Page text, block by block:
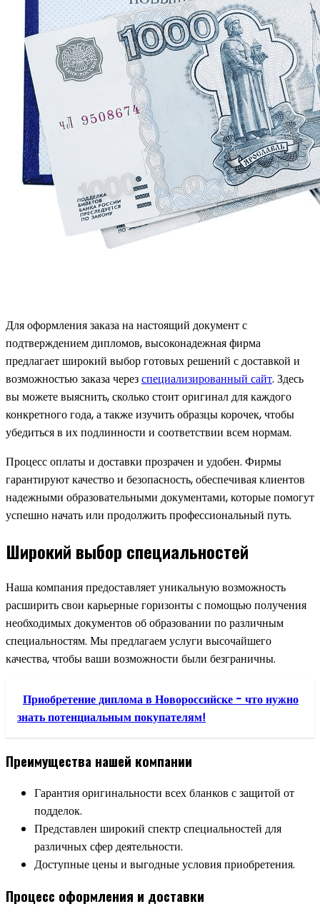
Для оформления заказа на настоящий документ с
подтверждением дипломов, высоконадежная фирма
предлагает широкий выбор готовых решений с доставкой и
возможностью заказа черезспециализированный сайт. Здесь
вы можете выяснить, сколько стоит оригинал для каждого
конкретного года, а также изучить образцы корочек, чтобы
убедиться в их подлинности и соответствии всем нормам.
Процесс оплаты и доставки прозрачен и удобен. Фирмы
гарантируют качество и безопасность, обеспечивая клиентов
надежными образовательными документами, которые помогут
успешно начать или продолжить профессиональный путь.
Широкий выбор специальностей
Наша компания предоставляет уникальную возможность
расширить свои карьерные горизонты с помощью получения
необходимых документов об образовании по различным
специальностям. Мы предлагаем услуги высочайшего
качества, чтобы ваши возможности были безграничны.
Приобретение диплома в Новороссийске - что нужно
знать потенциальным покупателям!
Преимущества нашей компании
Гарантия оригинальности всех бланков с защитой от
подделок.
Представлен широкий спектр специальностей для
различных сфер деятельности.
Доступные цены и выгодные условия приобретения.
Процесс оформления и доставки